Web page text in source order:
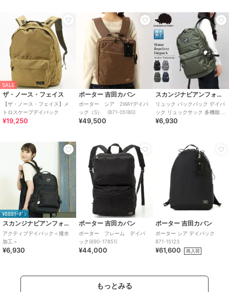
SALE
ザ・ノース・フェイス
【ザ・ノース・フェイス】メ
トロスケープデイパック
¥19,250
ポーター 吉田カバン
ポーター シア 2WAYデイパ
ック（S） (871-05180)
¥49,500
スカンジナビアンフォレスト
リュック バックパック デイパ
ック リュックサック 多機能 レ
ディース 通勤 通学 マザーズリ
¥6,930
¥888ｸｰﾎﾟﾝ
スカンジナビアンフォレスト
アクティブデイパック＜撥水
加工＞
¥6,930
ポーター 吉田カバン
ポーター フレーム デイパ
ック(690-17851)
¥44,000
ポーター 吉田カバン
ポーター シア デイパック
871-15123
¥61,600 再入荷
もっとみる